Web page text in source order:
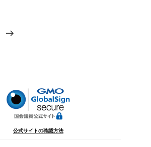
公式サイトの確認方法